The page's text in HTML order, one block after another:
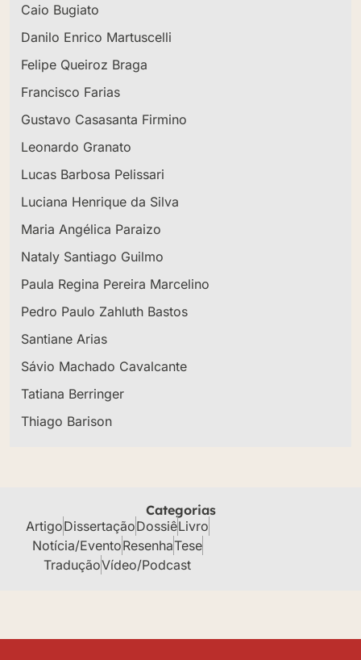
Caio Bugiato
Danilo Enrico Martuscelli
Felipe Queiroz Braga
Francisco Farias
Gustavo Casasanta Firmino
Leonardo Granato
Lucas Barbosa Pelissari
Luciana Henrique da Silva
Maria Angélica Paraizo
Nataly Santiago Guilmo
Paula Regina Pereira Marcelino
Pedro Paulo Zahluth Bastos
Santiane Arias
Sávio Machado Cavalcante
Tatiana Berringer
Thiago Barison
Categorias
ArtigoDissertaçãoDossiêLivro
Notícia/EventoResenhaTese
TraduçãoVídeo/Podcast